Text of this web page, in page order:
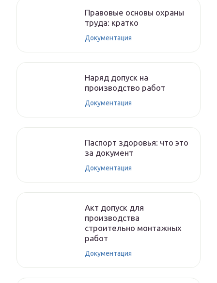
Правовые основы охраны
труда: кратко
Документация
Наряд допуск на
производство работ
Документация
Паспорт здоровья: что это
за документ
Документация
Акт допуск для
производства
строительно монтажных
работ
Документация